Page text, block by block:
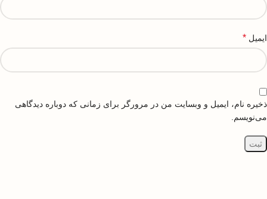
ایمیل *
ذخیره نام، ایمیل و وبسایت من در مرورگر برای زمانی که دوباره دیدگاهی
می‌نویسم.